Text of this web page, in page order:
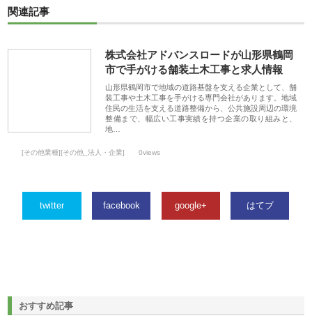
関連記事
株式会社アドバンスロードが山形県鶴岡
市で手がける舗装土木工事と求人情報
山形県鶴岡市で地域の道路基盤を支える企業として、舗
装工事や土木工事を手がける専門会社があります。地域
住民の生活を支える道路整備から、公共施設周辺の環境
整備まで、幅広い工事実績を持つ企業の取り組みと、
地…
[その他業種][その他_法人・企業] 0views
twitter facebook google+ はてブ
おすすめ記事